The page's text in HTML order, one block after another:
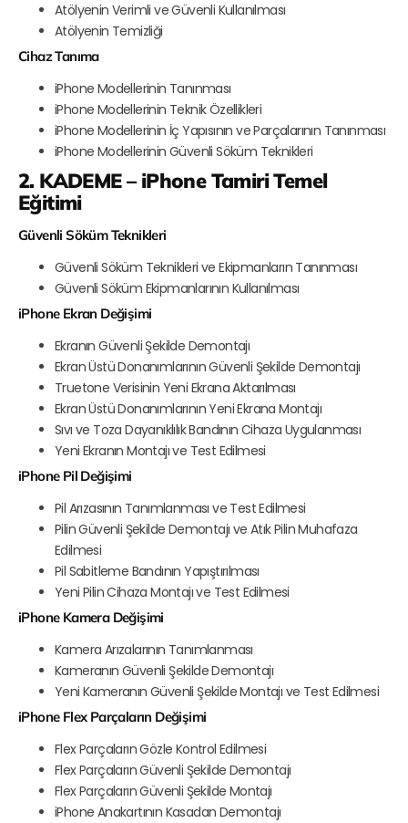
Atölyenin Verimli ve Güvenli Kullanılması
Atölyenin Temizliği
Cihaz Tanıma
iPhone Modellerinin Tanınması
iPhone Modellerinin Teknik Özellikleri
iPhone Modellerinin İç Yapısının ve Parçalarının Tanınması
iPhone Modellerinin Güvenli Söküm Teknikleri
2. KADEME – iPhone Tamiri Temel
Eğitimi
Güvenli Söküm Teknikleri
Güvenli Söküm Teknikleri ve Ekipmanların Tanınması
Güvenli Söküm Ekipmanlarının Kullanılması
iPhone Ekran Değişimi
Ekranın Güvenli Şekilde Demontajı
Ekran Üstü Donanımlarının Güvenli Şekilde Demontajı
Truetone Verisinin Yeni Ekrana Aktarılması
Ekran Üstü Donanımlarının Yeni Ekrana Montajı
Sıvı ve Toza Dayanıklılık Bandının Cihaza Uygulanması
Yeni Ekranın Montajı ve Test Edilmesi
iPhone Pil Değişimi
Pil Arızasının Tanımlanması ve Test Edilmesi
Pilin Güvenli Şekilde Demontajı ve Atık Pilin Muhafaza
Edilmesi
Pil Sabitleme Bandının Yapıştırılması
Yeni Pilin Cihaza Montajı ve Test Edilmesi
iPhone Kamera Değişimi
Kamera Arızalarının Tanımlanması
Kameranın Güvenli Şekilde Demontajı
Yeni Kameranın Güvenli Şekilde Montajı ve Test Edilmesi
iPhone Flex Parçaların Değişimi
Flex Parçaların Gözle Kontrol Edilmesi
Flex Parçaların Güvenli Şekilde Demontajı
Flex Parçaların Güvenli Şekilde Montajı
iPhone Anakartının Kasadan Demontajı